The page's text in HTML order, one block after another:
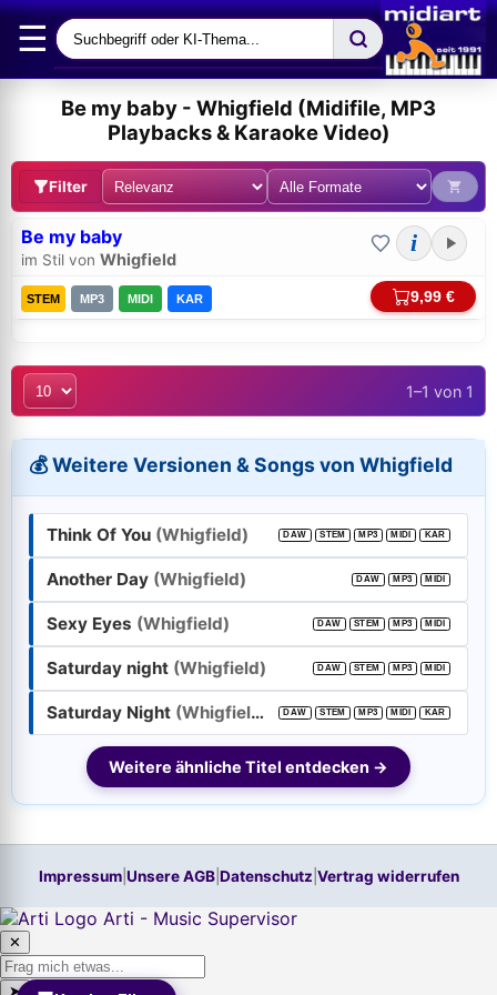
☰
Be my baby - Whigfield (Midifile, MP3
Playbacks & Karaoke Video)
Filter
Be my baby
im Stil von Whigfield
i
STEM MP3 MIDI KAR 9,99 €
1–1 von 1
💰 Weitere Versionen & Songs von Whigfield
Think Of You (Whigfield) DAW STEM MP3 MIDI KAR
Another Day (Whigfield) DAW MP3 MIDI
Sexy Eyes (Whigfield) DAW STEM MP3 MIDI
Saturday night (Whigfield) DAW STEM MP3 MIDI
Saturday Night (Whigfield) DAW STEM MP3 MIDI KAR
Weitere ähnliche Titel entdecken →
Impressum| Unsere AGB| Datenschutz Vertrag widerrufen
Arti - Music Supervisor
✕
➤
E-Mail-Adresse:
Passwort:
Weiter
Trage bitte vorher Deine E-Mail-Adresse in das Feld oben ein.
Hilfe, ich habe mein
Passwortvergessen!
Neu hier? Jetzt kostenloses Konto anlegen